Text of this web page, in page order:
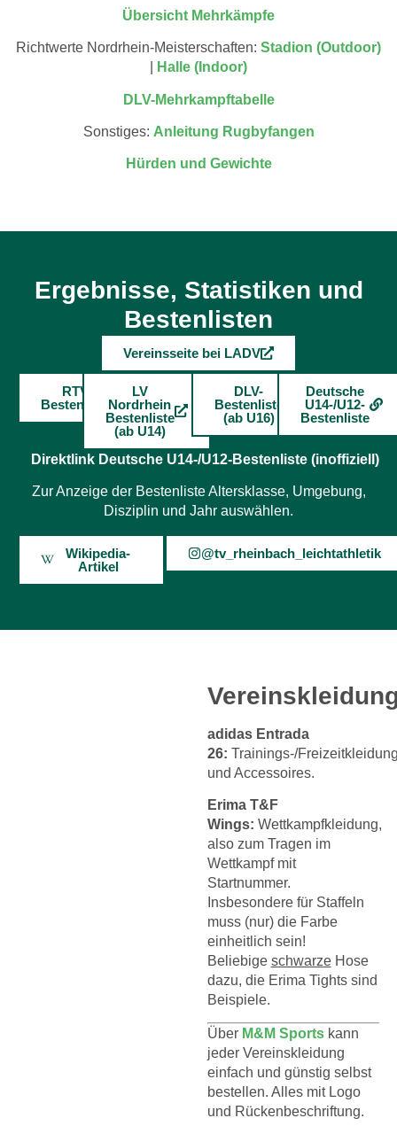
Übersicht Mehrkämpfe
Richtwerte Nordrhein-Meisterschaften: Stadion (Outdoor)
Halle (Indoor)
DLV-Mehrkampftabelle
Sonstiges: Anleitung Rugbyfangen
Hürden und Gewichte
Ergebnisse, Statistiken und
Bestenlisten
Vereinsseite bei LADV
RTV
Bestenliste
LV
Nordrhein
Bestenliste
(ab U14)
DLV-
Bestenliste
(ab U16)
Deutsche
U14-/U12-
Bestenliste
Direktlink Deutsche U14-/U12-Bestenliste (inoffiziell)
Zur Anzeige der Bestenliste Altersklasse, Umgebung,
Disziplin und Jahr auswählen.
Wikipedia-
Artikel
@tv_rheinbach_leichtathletik
adidas Entrada
26: Trainings-/
und Accessoires.
Erima T&F
Wings: Wettkampfkleidung,
also zum Tragen im
Wettkampf mit
Startnummer.
Insbesondere für Staffeln
muss (nur) die Farbe
einheitlich sein!
Beliebige schwarzeHose
dazu, die Erima Tights sind
Beispiele.
Über M&M Sportskann
jeder Vereinskleidung
einfach und günstig selbst
bestellen. Alles mit Logo
und Rückenbeschriftung.